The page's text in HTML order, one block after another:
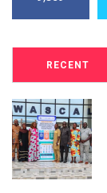
RECENT